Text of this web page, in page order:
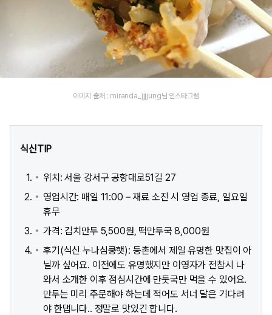
이미지 출처 : miranda_jjjjung님 인스타그램
식신TIP
위치: 서울 강서구 공항대로51길 27
영업시간: 매일 11:00 – 재료 소진 시 영업 종료, 일요일
휴무
가격: 김치만두 5,500원, 떡만두국 8,000원
후기(식신 누나심쿵햇): 등촌에서 제일 유명한 맛집이 아
닐까 싶어요. 이전에도 유명했지만 이영자가 전참시 나
와서 소개한 이후 점심시간에 만둣국만 먹을 수 있어요.
만두는 미리 주문해야 하는데 적어도 서너 달은 기다려
야 한댑니다.. 정말로 맛있긴 합니다.